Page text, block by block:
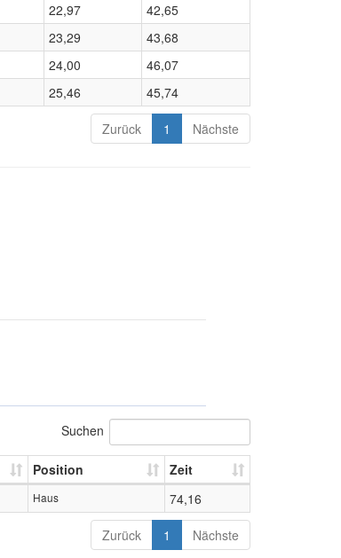
22,97
42,65
23,29
43,68
24,00
46,07
25,46
45,74
Zurück 1 Nächste
Suchen
Position
Zeit
Haus
74,16
Zurück 1 Nächste